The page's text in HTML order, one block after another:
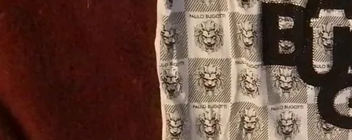
Merkliste
Anzeige aufgeben